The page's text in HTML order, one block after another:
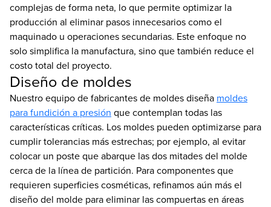
complejas de forma neta, lo que permite optimizar la
producción al eliminar pasos innecesarios como el
maquinado u operaciones secundarias. Este enfoque no
solo simplifica la manufactura, sino que también reduce el
costo total del proyecto.
Diseño de moldes
Nuestro equipo de fabricantes de moldes diseña moldes
para fundición a presión que contemplan todas las
características críticas. Los moldes pueden optimizarse para
cumplir tolerancias más estrechas; por ejemplo, al evitar
colocar un poste que abarque las dos mitades del molde
cerca de la línea de partición. Para componentes que
requieren superficies cosméticas, refinamos aún más el
diseño del molde para eliminar las compuertas en áreas